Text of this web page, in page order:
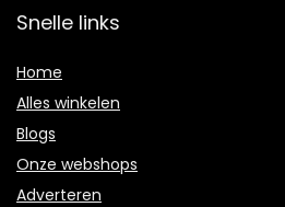
Snelle links
Home
Alles winkelen
Blogs
Onze webshops
Adverteren